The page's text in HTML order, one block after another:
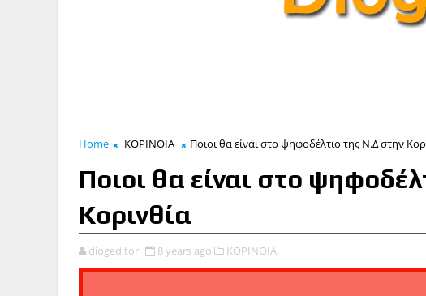
Home ΚΟΡΙΝΘΙΑ Ποιοι θα είναι στο ψηφοδέλτιο της Ν.Δ στην
Ποιοι θα είναι στο
Κορινθία
diogeditor 8 years ago ΚΟΡΙΝΘΙΑ,